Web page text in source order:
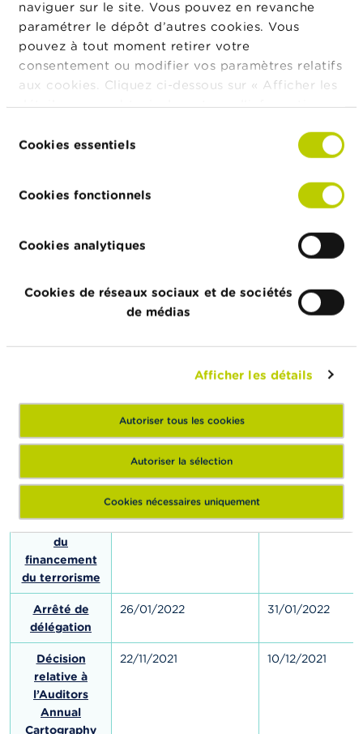
naviguer sur le site. Vous pouvez en revanche
paramétrer le dépôt d’autres cookies. Vous
pouvez à tout moment retirer votre
consentement ou modifier vos paramètres relatifs
aux cookies. Cliquez ci-dessous sur « Afficher les
détails » pour obtenir davantage d'informations.
consultable dans son intégralité
duCookies essentiels
Cookies fonctionnels
Cookies analytiques
Cookies de réseaux sociaux et de sociétés
de médias
Afficher les détails
Autoriser tous les cookies
Autoriser la sélection
Cookies nécessaires uniquement
d'équivalence
du Royaume-
Uni
Lanceurs
d'alerte CSR
Décision du
anticipée du
26/01/2023 14/02/2023
intérieur
relative à
Cartography
Questionnaire
prévention du
de capitaux et
du
financement
du terrorisme
24/06/2022 24/06/2022
Arrêté de
délégation
26/01/2022 31/01/2022
Décision
relative à
l’Auditors
Annual
Cartography
22/11/2021 10/12/2021